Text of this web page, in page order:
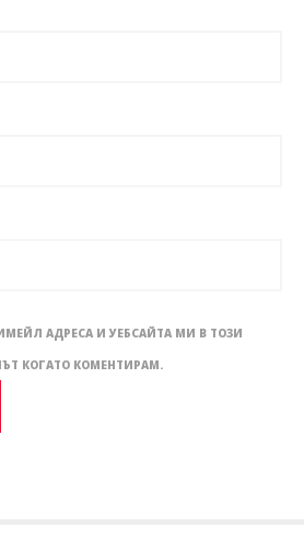
АДРЕСА И УЕБСАЙТА МИ В ТОЗИ
КОГАТО КОМЕНТИРАМ.